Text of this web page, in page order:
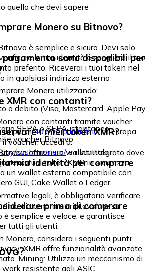
quello che devi sapere
Monero su Bitnovo?
è semplice e sicuro. Devi solo
la tua identità e scegliere il tuo
preferito. Riceverai i tuoi token nel
in qualsiasi indirizzo esterno
sono disponibili per
Monero utilizzando:
o debito (Visa, Mastercard, Apple Pay,
SEPA o SEPA istantaneo
voucher Bitnovo
XMR con contanti?
con contanti tramite voucher
in più di40.000 punti fisiciin Europa.
voucher, accedi a:
cash/monero/e riscattalo
i miei token XMR?
ottieni un wallet integrato dove
i tuoi token XMR in sicurezza.
un wallet esterno compatibile con
GUI, Cake Wallet o Ledger.
mia identità per comprare
legali, è obbligatorio verificare
di comprare criptovalute su
è semplice e veloce, e garantisce
tutti gli utenti.
prima di comprare
Monero, considera i seguenti punti:
XMR offre funzionalità avanzate
Mining: Utilizza un meccanismo di
resistente agli ASIC.